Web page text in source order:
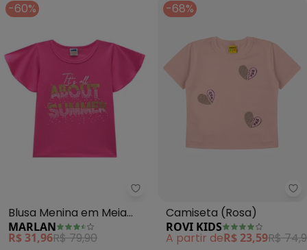
-60%
Marlan - Blusa Menina em
Blusa Menina em Meia
Malha Penteada (Rosa)
MARLAN
R$ 31,96R$ 79,90
-68%
Camiseta (Rosa)
ROVI KIDS
A partir deR$ 23,59R$